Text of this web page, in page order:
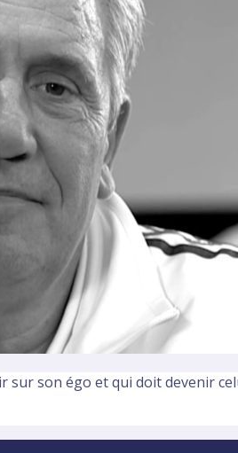
sur son égo et qui doit devenir